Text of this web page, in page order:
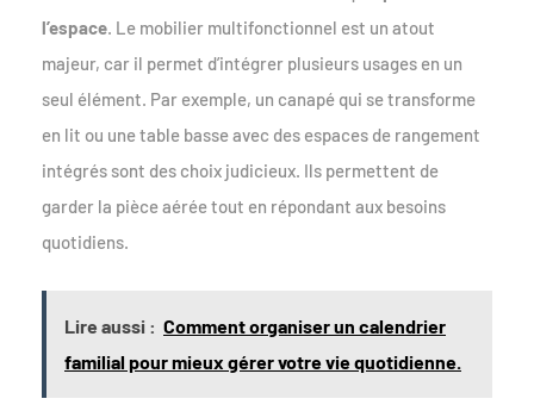
l’espace. Le mobilier multifonctionnel est un atout
majeur, car il permet d’intégrer plusieurs usages en un
seul élément. Par exemple, un canapé qui se transforme
en lit ou une table basse avec des espaces de rangement
intégrés sont des choix judicieux. Ils permettent de
garder la pièce aérée tout en répondant aux besoins
quotidiens.
Lire aussi : Comment organiser un calendrier
familial pour mieux gérer votre vie quotidienne.